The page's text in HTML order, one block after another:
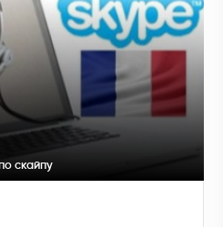
скайпу